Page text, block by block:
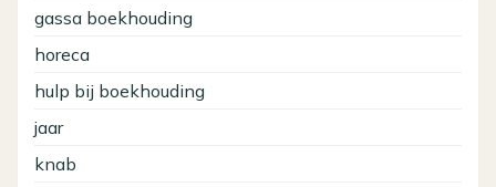
gassa boekhouding
horeca
hulp bij boekhouding
jaar
knab